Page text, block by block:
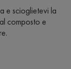
e scioglietevi la
composto e